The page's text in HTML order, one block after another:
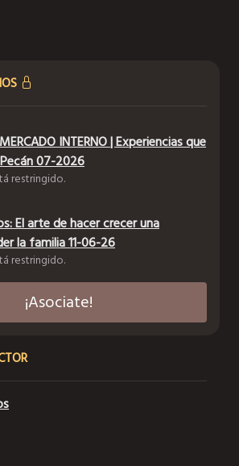
INTERNO | Experiencias que
07-2026
restringido.
El arte de hacer crecer una
la familia 11-06-26
restringido.
¡Asociate!